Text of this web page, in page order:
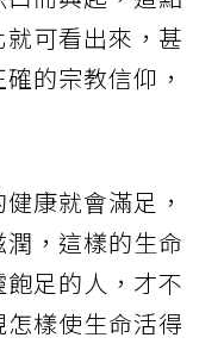
可看出來，甚
的宗教信仰，
康就會滿足，
，這樣的生命
足的人，才不
樣使生命活得